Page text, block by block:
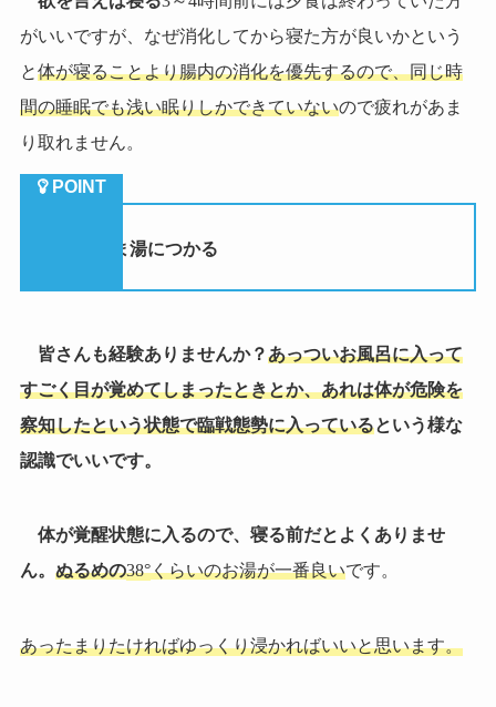
がいいですが、なぜ消化してから寝た方が良いかという
と体が寝ることより腸内の消化を優先するので、同じ時
間の睡眠でも浅い眠りしかできていないので疲れがあま
り取れません。
ぬるま湯につかる
皆さんも経験ありませんか？あっついお風呂に入って
すごく目が覚めてしまったときとか、あれは体が危険を
察知したという状態で臨戦態勢に入っているという様な
認識でいいです。
体が覚醒状態に入るので、寝る前だとよくありませ
ん。 ぬるめの38°くらいのお湯が一番良いです。
あったまりたければゆっくり浸かればいいと思います。